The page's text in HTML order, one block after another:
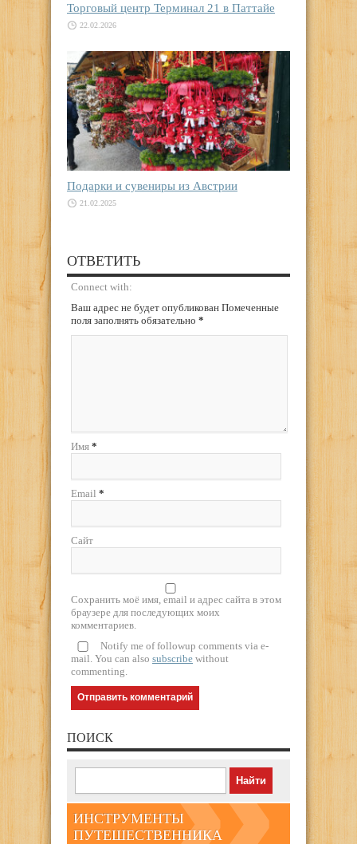
Торговый центр Терминал 21 в Паттайе
22.02.2026
Подарки и сувениры из Австрии
21.02.2025
ОТВЕТИТЬ
Connect with:
Ваш адрес не будет опубликован Помеченные
поля заполнять обязательно *
Имя *
Email *
Сайт
Сохранить моё имя, email и адрес сайта в этом
браузере для последующих моих
комментариев.
Notify me of followup comments via e-
mail. You can also subscribe without
commenting.
ПОИСК
ИНСТРУМЕНТЫ
ПУТЕШЕСТВЕННИКА